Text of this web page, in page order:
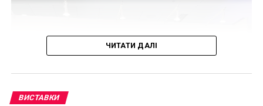
Автопортреты современных художников будут
представлены в Лондоне
Как из обычных вещей делают современное
ЧИТАТИ ДАЛІ
ВИСТАВКИ